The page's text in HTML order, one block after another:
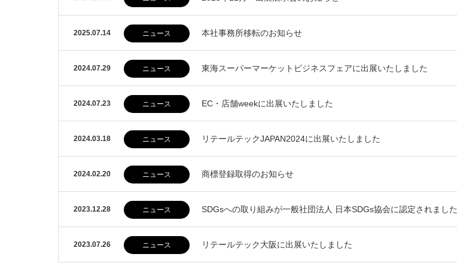
2025.07.14 ニュース 本社事務所移転のお知らせ
2024.07.29 ニュース 東海スーパーマーケットビジネスフェアに出展いたしました
2024.07.23 ニュース EC・店舗weekに出展いたしました
2024.03.18 ニュース リテールテックJAPAN2024に出展いたしました
2024.02.20 ニュース 商標登録取得のお知らせ
2023.12.28 ニュース SDGsへの取り組みが一般社団法人 日本SDGs協会に認定されました
2023.07.26 ニュース リテールテック大阪に出展いたしました